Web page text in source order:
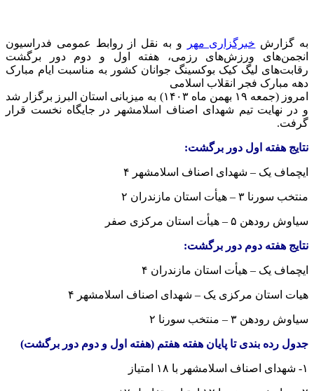
به گزارش خبرگزاری مهر
و به نقل از روابط عمومی فدراسیون
انجمن‌های ورزش‌های رزمی، هفته اول و دوم دور برگشت
رقابت‌های لیگ کیک بوکسینگ جوانان کشور به مناسبت ایام مبارک
دهه مبارک فجر انقلاب اسلامی
امروز (جمعه ۱۹ بهمن ماه ۱۴۰۳) به میزبانی استان البرز برگزار شد
و در نهایت تیم شهدای اصناف اسلامشهر در جایگاه نخست قرار
گرفت.
نتایج هفته اول دور برگشت:
ایچماف یک – شهدای اصناف اسلامشهر ۴
منتخب سورنا ۳ – هیأت استان مازندران ۲
سیاوش رودهن ۵ – هیأت استان مرکزی صفر
نتایج هفته دوم دور برگشت:
ایچماف یک – هیأت استان مازندران ۴
هیات استان مرکزی یک – شهدای اصناف اسلامشهر ۴
سیاوش رودهن ۳ – منتخب سورنا ۲
جدول رده بندی تا پایان هفته هفتم (هفته اول و دوم دور برگشت)
۱- شهدای اصناف اسلامشهر با ۱۸ امتیاز